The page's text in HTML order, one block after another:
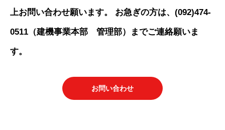
上お問い合わせ願います。 お急ぎの方は、(092)474-
0511（建機事業本部 管理部）までご連絡願いま
す。
お問い合わせ